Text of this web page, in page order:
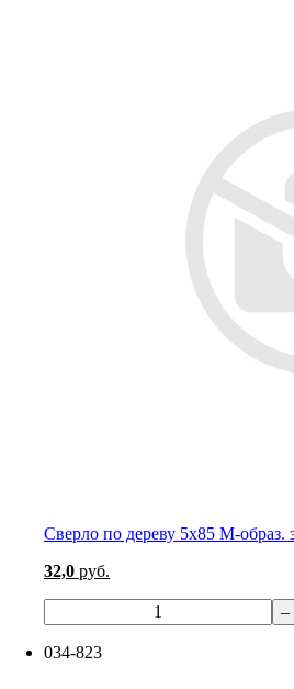
Сверло по дереву 5х85 М-образ.
32,0 руб.
–
034-823